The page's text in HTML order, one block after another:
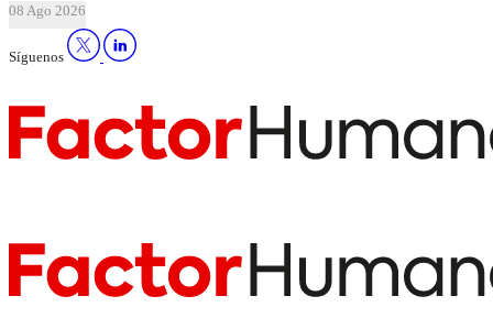
08 Ago 2026
Síguenos